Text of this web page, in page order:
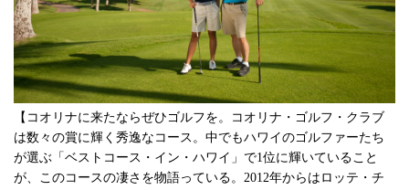
【コオリナに来たならぜひゴルフを。コオリナ・ゴルフ・クラブ
は数々の賞に輝く秀逸なコース。中でもハワイのゴルファーたち
が選ぶ「ベストコース・イン・ハワイ」で1位に輝いていること
が、このコースの凄さを物語っている。2012年からはロッテ・チ